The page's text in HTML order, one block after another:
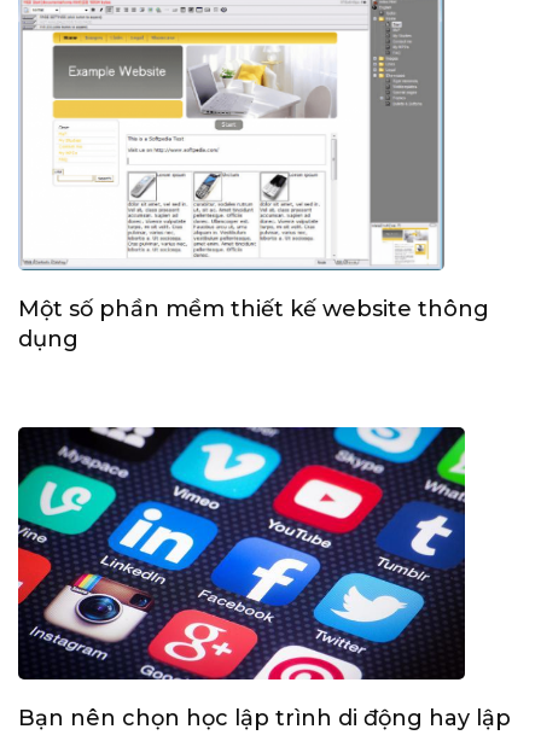
Một số phần mềm thiết kế website thông
dụng
Bạn nên chọn học lập trình di động hay lập